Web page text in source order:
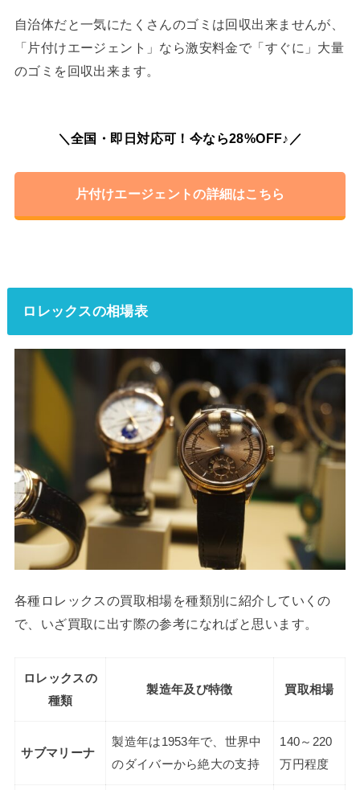
自治体だと一気にたくさんのゴミは回収出来ませんが、
「片付けエージェント」なら激安料金で「すぐに」大量
のゴミを回収出来ます。
＼全国・即日対応可！今なら28%OFF♪／
片付けエージェントの詳細はこちら
ロレックスの相場表
各種ロレックスの買取相場を種類別に紹介していくの
で、いざ買取に出す際の参考になればと思います。
ロレックスの
種類
製造年及び特徴 買取相場
サブマリーナ
製造年は1953年で、世界中
のダイバーから絶大の支持
140～220
万円程度